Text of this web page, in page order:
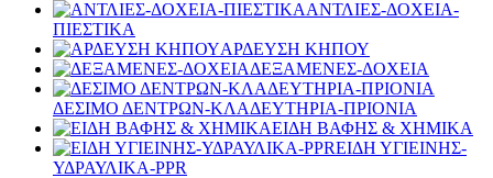
ΑΝΤΛΙΕΣ-ΔΟΧΕΙΑ-
ΠΙΕΣΤΙΚΑ
ΑΡΔΕΥΣΗ ΚΗΠΟΥ
ΔΕΞΑΜΕΝΕΣ-ΔΟΧΕΙΑ
ΔΕΣΙΜΟ ΔΕΝΤΡΩΝ-ΚΛΑΔΕΥΤΗΡΙΑ-ΠΡΙΟΝΙΑ
ΕΙΔΗ ΒΑΦΗΣ & ΧΗΜΙΚΑ
ΕΙΔΗ ΥΓΙΕΙΝΗΣ-
ΥΔΡΑΥΛΙΚΑ-PPR